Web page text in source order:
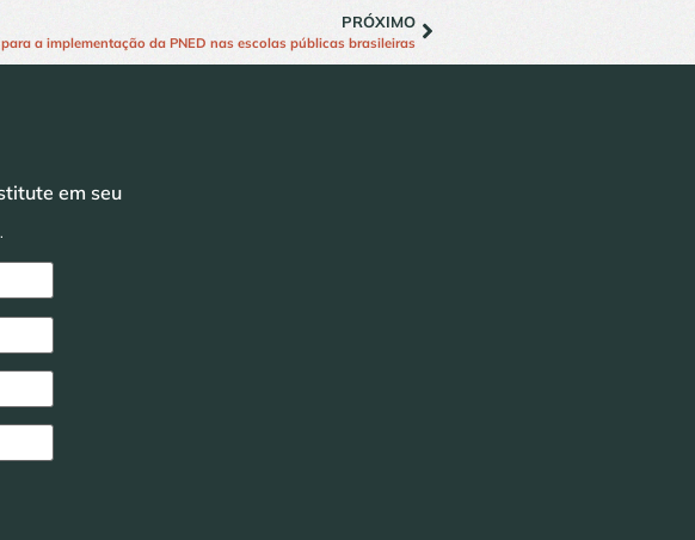
PRÓXIMO
a implementação da PNED nas escolas públicas brasileiras
em seu